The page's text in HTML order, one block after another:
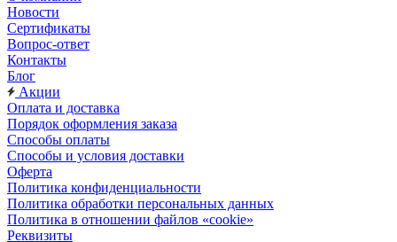
Новости
Сертификаты
Вопрос-ответ
Контакты
Блог
Акции
Оплата и доставка
Порядок оформления заказа
Способы оплаты
Способы и условия доставки
Оферта
Политика конфиденциальности
Политика обработки персональных данных
Политика в отношении файлов «cookie»
Реквизиты